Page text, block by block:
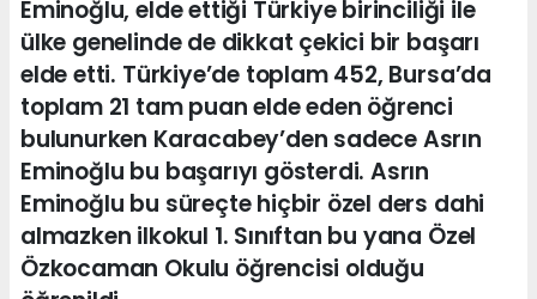
Eminoğlu, elde ettiği Türkiye birinciliği ile
ülke genelinde de dikkat çekici bir başarı
elde etti. Türkiye’de toplam 452, Bursa’da
toplam 21 tam puan elde eden öğrenci
bulunurken Karacabey’den sadece Asrın
Eminoğlu bu başarıyı gösterdi. Asrın
Eminoğlu bu süreçte hiçbir özel ders dahi
almazken ilkokul 1. Sınıftan bu yana Özel
Özkocaman Okulu öğrencisi olduğu